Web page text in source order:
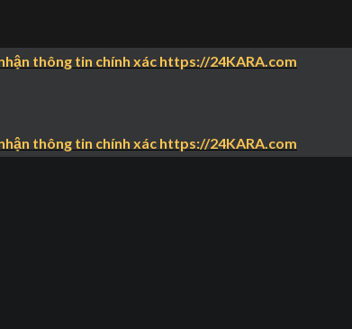
thông tin chính xác https://24KARA.com
thông tin chính xác https://24KARA.com